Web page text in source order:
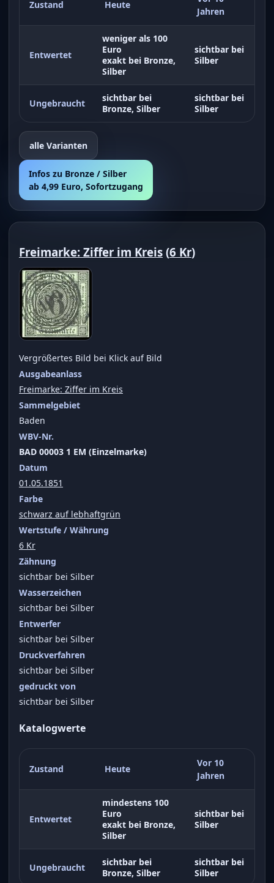
Zustand Heute
Jahren
Entwertet
weniger als 100
Euro
exakt bei Bronze,
Silber
sichtbar bei
Silber
Ungebraucht
sichtbar bei
Bronze, Silber
sichtbar bei
Silber
alle Varianten
Infos zu Bronze / Silber
ab 4,99 Euro, Sofortzugang
Freimarke: Ziffer im Kreis (6 Kr)
Vergrößertes Bild bei Klick auf Bild
Ausgabeanlass
Freimarke: Ziffer im Kreis
Sammelgebiet
Baden
WBV-Nr.
BAD 00003 1 EM (Einzelmarke)
Datum
01.05.1851
Farbe
schwarz auf lebhaftgrün
Wertstufe / Währung
6 Kr
Zähnung
sichtbar bei Silber
Wasserzeichen
sichtbar bei Silber
Entwerfer
sichtbar bei Silber
Druckverfahren
sichtbar bei Silber
gedruckt von
sichtbar bei Silber
Katalogwerte
Zustand Heute
Vor 10
Jahren
Entwertet
mindestens 100
Euro
exakt bei Bronze,
Silber
sichtbar bei
Silber
Ungebraucht
sichtbar bei
Bronze, Silber
sichtbar bei
Silber